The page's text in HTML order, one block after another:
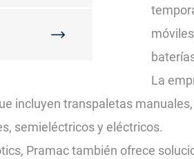
La
incluyen transpaletas
semieléctricos y eléctricos.
Pramac también ofrece